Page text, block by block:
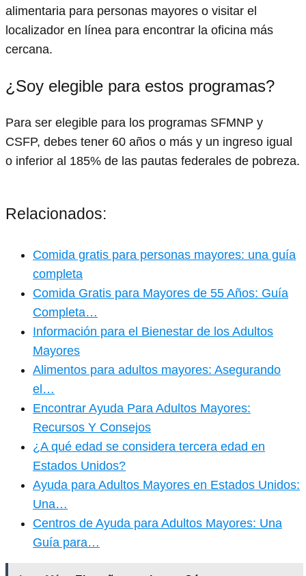
alimentaria para personas mayores o visitar el
localizador en línea para encontrar la oficina más
cercana.
¿Soy elegible para estos programas?
Para ser elegible para los programas SFMNP y
CSFP, debes tener 60 años o más y un ingreso igual
o inferior al 185% de las pautas federales de pobreza.
Relacionados:
Comida gratis para personas mayores: una guía
completa
Comida Gratis para Mayores de 55 Años: Guía
Completa…
Información para el Bienestar de los Adultos
Mayores
Alimentos para adultos mayores: Asegurando
el…
Encontrar Ayuda Para Adultos Mayores:
Recursos Y Consejos
¿A qué edad se considera tercera edad en
Estados Unidos?
Ayuda para Adultos Mayores en Estados Unidos:
Una…
Centros de Ayuda para Adultos Mayores: Una
Guía para…